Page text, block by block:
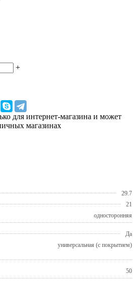
+
для интернет-магазина и может
магазинах
29.7
21
односторонняя
Да
универсальная (с покрытием)
50